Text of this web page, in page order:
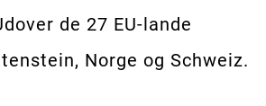
de 27 EU-lande
Norge og Schweiz.